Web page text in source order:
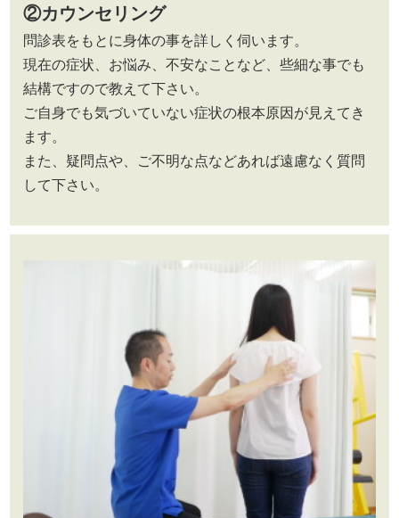
②カウンセリング
問診表をもとに身体の事を詳しく伺います。
現在の症状、お悩み、不安なことなど、些細な事でも
結構ですので教えて下さい。
ご自身でも気づいていない症状の根本原因が見えてき
ます。
また、疑問点や、ご不明な点などあれば遠慮なく質問
して下さい。